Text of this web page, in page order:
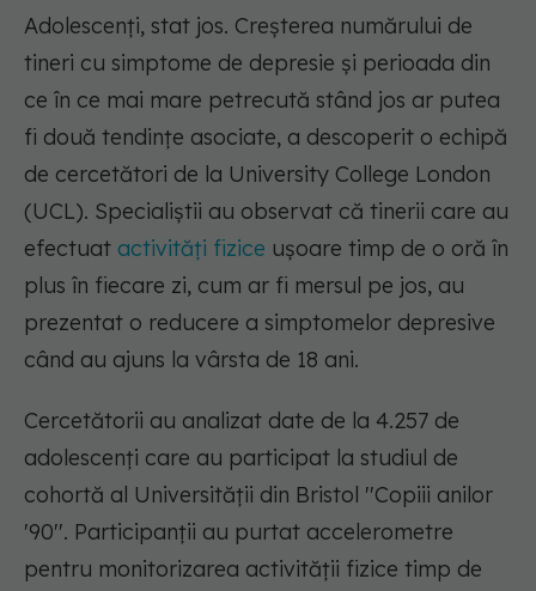
Adolescenți, stat jos. Creşterea numărului de
tineri cu simptome de depresie şi perioada din
ce în ce mai mare petrecută stând jos ar putea
fi două tendinţe asociate, a descoperit o echipă
de cercetători de la University College London
(UCL). Specialiştii au observat că tinerii care au
efectuat activităţi fizice uşoare timp de o oră în
plus în fiecare zi, cum ar fi mersul pe jos, au
prezentat o reducere a simptomelor depresive
când au ajuns la vârsta de 18 ani.
Cercetătorii au analizat date de la 4.257 de
adolescenţi care au participat la studiul de
cohortă al Universităţii din Bristol ''Copiii anilor
'90''. Participanţii au purtat accelerometre
pentru monitorizarea activităţii fizice timp de